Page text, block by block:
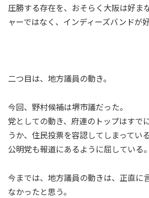
圧勝する存在を、おそらく大阪は好ま
ャーではなく、インディーズバンドが
二つ目は、地方議員の動き。
今回、野村候補は堺市議だった。
党としての動き、府連のトップはすで
うか、住民投票を容認してしまっている
公明党も報道にあるように屈している。
今までは、地方議員の動きは、正直に
なかったと思う。